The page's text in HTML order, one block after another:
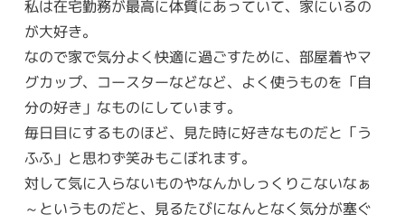
私は在宅勤務が最高に体質にあっていて、家にいるの
が大好き。
なので家で気分よく快適に過ごすために、部屋着やマ
グカップ、コースターなどなど、よく使うものを「自
分の好き」なものにしています。
毎日目にするものほど、見た時に好きなものだと「う
ふふ」と思わず笑みもこぼれます。
対して気に入らないものやなんかしっくりこないなぁ
～というものだと、見るたびになんとなく気分が塞ぐ